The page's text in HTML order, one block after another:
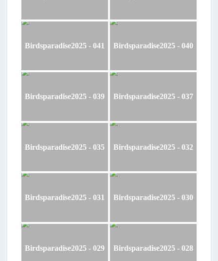
Birdsparadise2025 - 041 Birdsparadise2025 - 040
Birdsparadise2025 - 039 Birdsparadise2025 - 037
Birdsparadise2025 - 035 Birdsparadise2025 - 032
Birdsparadise2025 - 031 Birdsparadise2025 - 030
Birdsparadise2025 - 029 Birdsparadise2025 - 028